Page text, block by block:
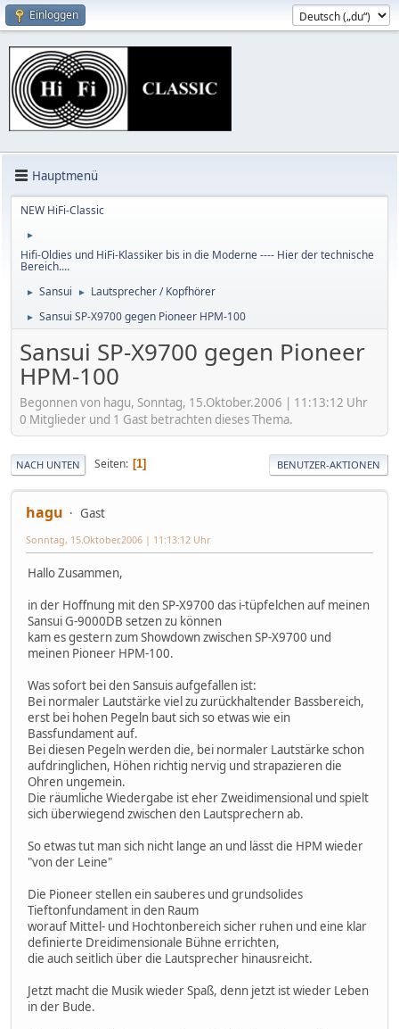
Einloggen
Hauptmenü
NEW HiFi-Classic
►
Hifi-Oldies und HiFi-Klassiker bis in die Moderne ---- Hier der technische
Bereich....
► Sansui ► Lautsprecher / Kopfhörer
► Sansui SP-X9700 gegen Pioneer HPM-100
Sansui SP-X9700 gegen Pioneer
HPM-100
Begonnen von hagu, Sonntag, 15.Oktober.2006 | 11:13:12 Uhr
0 Mitglieder und 1 Gast betrachten dieses Thema.
NACH UNTEN Seiten 1 BENUTZER-AKTIONEN
hagu Gast
Sonntag, 15.Oktober.2006 | 11:13:12 Uhr
Hallo Zusammen,
in der Hoffnung mit den SP-X9700 das i-tüpfelchen auf meinen
Sansui G-9000DB setzen zu können
kam es gestern zum Showdown zwischen SP-X9700 und
meinen Pioneer HPM-100.
Was sofort bei den Sansuis aufgefallen ist:
Bei normaler Lautstärke viel zu zurückhaltender Bassbereich,
erst bei hohen Pegeln baut sich so etwas wie ein
Bassfundament auf.
Bei diesen Pegeln werden die, bei normaler Lautstärke schon
aufdringlichen, Höhen richtig nervig und strapazieren die
Ohren ungemein.
Die räumliche Wiedergabe ist eher Zweidimensional und spielt
sich überwiegend zwischen den Lautsprechern ab.
So etwas tut man sich nicht lange an und lässt die HPM wieder
"von der Leine"
Die Pioneer stellen ein sauberes und grundsolides
Tieftonfundament in den Raum
worauf Mittel- und Hochtonbereich sicher ruhen und eine klar
definierte Dreidimensionale Bühne errichten,
die auch seitlich über die Lautsprecher hinausreicht.
Jetzt macht die Musik wieder Spaß, denn jetzt ist wieder Leben
in der Bude.